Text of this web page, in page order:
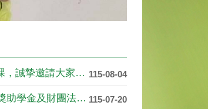
115-07-20
高雄市大社區執行仁大工業區廠商敦親睦鄰回饋金獎助學金及財團法人滿寬文教基金會高雄市大社區學生獎學金自115年9月1日起開始受理申請
13:30~17:30受理收件。(非上